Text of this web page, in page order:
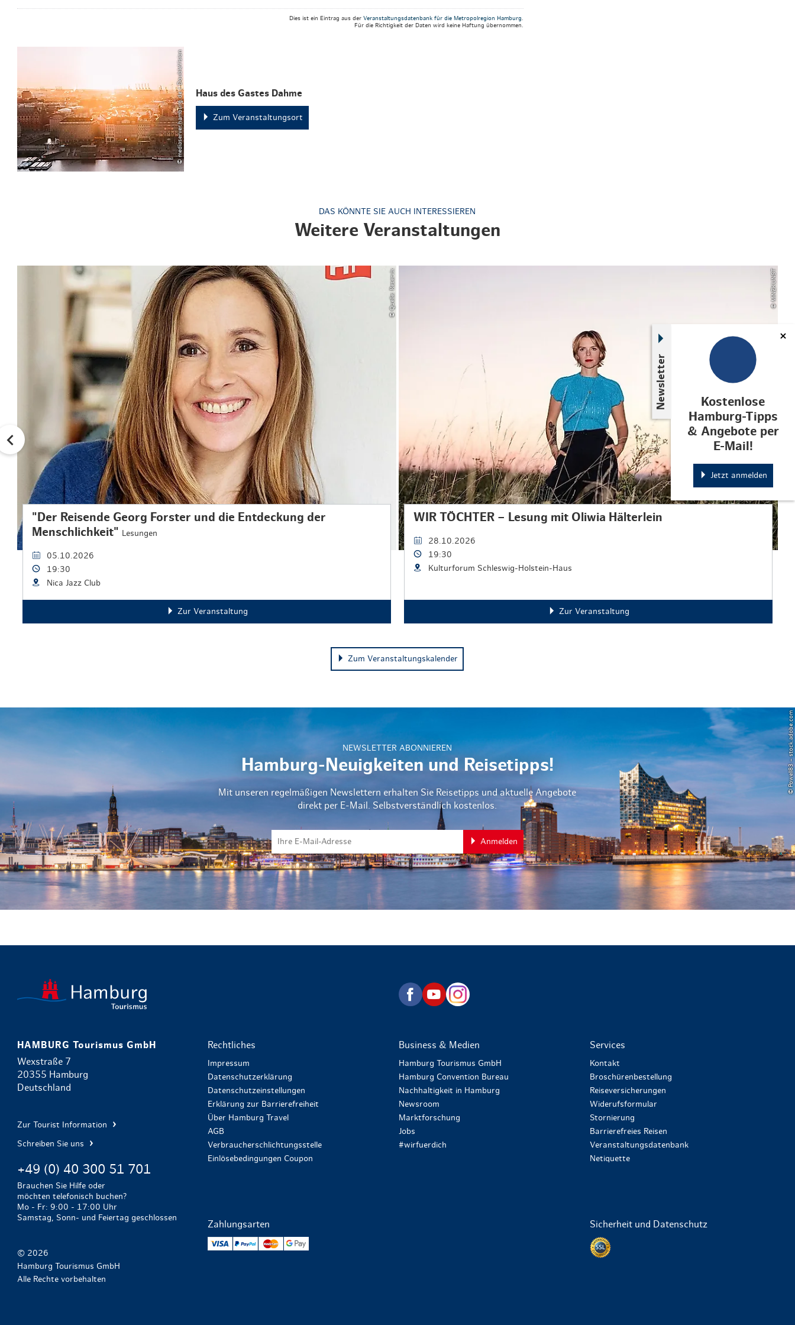
Weihnachten mit Bibi & Tina
Newsletter
Kostenlose
Hamburg-Tipps
& Angebote per
E-Mail!
Jetzt anmelden
Dies ist ein Eintrag aus der Veranstaltungsdatenbank für die Metropolregion Hamburg
Für die Richtigkeit der Daten wird keine Haftung übernommen.
© mediaserver.hamburg.de / DoubleVision Haus des Gastes Dahme
Zum Veranstaltungsort
DAS KÖNNTE SIE AUCH INTERESSIEREN
Weitere Veranstaltungen
© Quelle: Reservix
"Der Reisende Georg Forster und die Entdeckung der
Menschlichkeit" Lesungen
05.10.2026
19:30
Nica Jazz Club
Zur Veranstaltung
© MiNZKUNST
WIR TÖCHTER – Lesung mit Oliwia Hälterlein
28.10.2026
19:30
Kulturforum Schleswig-Holstein-Haus
Zur Veranstaltung
Zum Veranstaltungskalender
NEWSLETTER ABONNIEREN
Hamburg-Neuigkeiten und Reisetipps!
Mit unseren regelmäßigen Newslettern erhalten Sie Reisetipps und aktuelle Angebote
direkt per E-Mail. Selbstverständlich kostenlos.
Anmelden
© Powell83 – stock.adobe.com
zurück zur Startseite
HAMBURG Tourismus GmbH
Wexstraße 7
20355 Hamburg
Deutschland
Zur Tourist Information
Schreiben Sie uns
+49 (0) 40 300 51 701
Brauchen Sie Hilfe oder
möchten telefonisch buchen?
Mo - Fr: 9:00 - 17:00 Uhr
Samstag, Sonn- und Feiertag geschlossen
© 2026
Hamburg Tourismus GmbH
Alle Rechte vorbehalten
Rechtliches
Impressum
Datenschutzerklärung
Datenschutzeinstellungen
Erklärung zur Barrierefreiheit
Über Hamburg Travel
AGB
Verbraucherschlichtungsstelle
Einlösebedingungen Coupon
Business & Medien
Hamburg Tourismus GmbH
Hamburg Convention Bureau
Nachhaltigkeit in Hamburg
Newsroom
Marktforschung
Jobs
#wirfuerdich
Services
Kontakt
Broschürenbestellung
Reiseversicherungen
Widerufsformular
Stornierung
Barrierefreies Reisen
Veranstaltungsdatenbank
Netiquette
Zahlungsarten
VISA PayPal Mastercard
Sicherheit und Datenschutz